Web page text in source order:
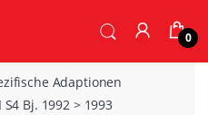
0
Adaptionen
Bj. 1992 > 1993